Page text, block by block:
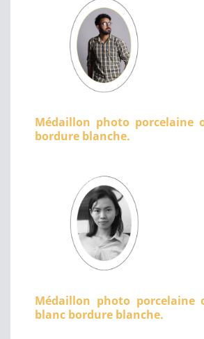
Médaillon photo porcelaine
bordure blanche.
Médaillon photo porcelaine
blanc bordure blanche.